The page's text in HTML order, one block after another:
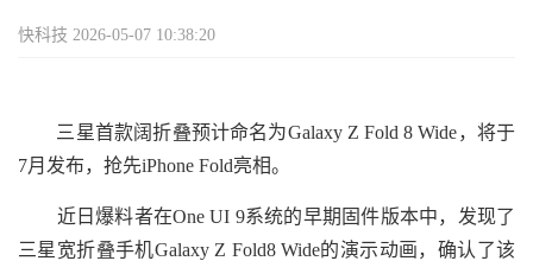
快科技 2026-05-07 10:38:20
三星首款阔折叠预计命名为Galaxy Z Fold 8 Wide，将于
7月发布，抢先iPhone Fold亮相。
近日爆料者在One UI 9系统的早期固件版本中，发现了
三星宽折叠手机Galaxy Z Fold8 Wide的演示动画，确认了该